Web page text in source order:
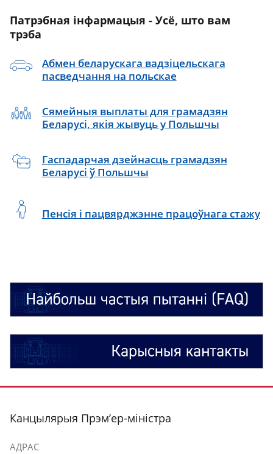
Патрэбная інфармацыя - Усё, што вам
трэба
Абмен беларускага вадзіцельскага
пасведчання на польскае
Сямейныя выплаты для грамадзян
Беларусі, якія жывуць у Польшчы
Гаспадарчая дзейнасць грамадзян
Беларусі ў Польшчы
Пенсія і пацвярджэнне працоўнага стажу
Найбольш
частыя
пытанні
Карысныя
кантакты
stopka
Канцылярыя Прэм’ер-міністра
АДРАС